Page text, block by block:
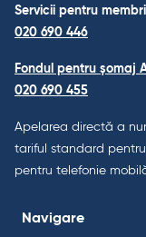
Servicii pentru membri
020 690 446
Fondul pentru șomaj
020 690 455
Apelarea directă a
tariful standard
pentru telefonie
Navigare